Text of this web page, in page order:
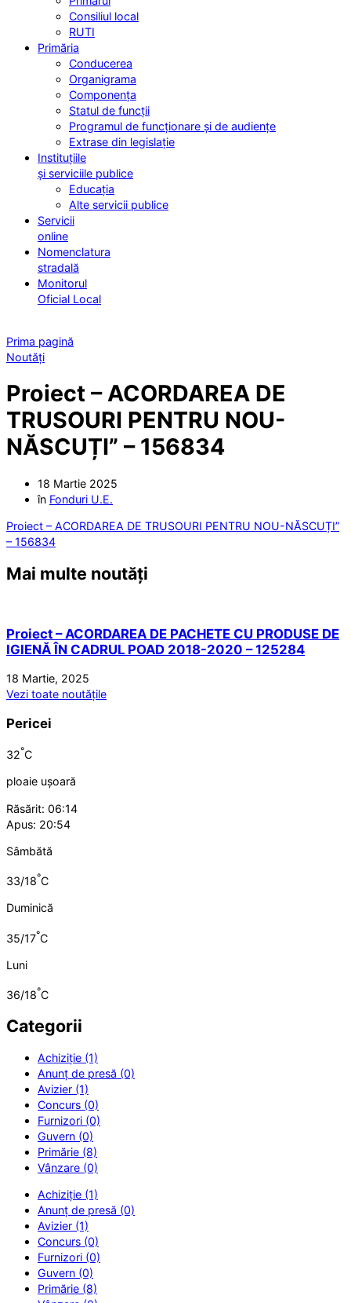
Consiliul local
RUTI
Primăria
Conducerea
Organigrama
Componența
Statul de funcții
Programul de funcționare și de audiențe
Extrase din legislație
Instituțiile
și serviciile publice
Educația
Alte servicii publice
Servicii
online
Nomenclatura
stradală
Monitorul
Oficial Local
Prima pagină
Noutăți
Proiect – ACORDAREA DE
TRUSOURI PENTRU NOU-
NĂSCUȚI” – 156834
18 Martie 2025
în Fonduri U.E.
Proiect – ACORDAREA DE TRUSOURI PENTRU NOU-NĂSCUȚI”
– 156834
Mai multe noutăți
Proiect – ACORDAREA DE PACHETE CU PRODUSE DE
IGIENĂ ÎN CADRUL POAD 2018-2020 – 125284
18 Martie, 2025
Vezi toate noutățile
Pericei
32°C
ploaie ușoară
Răsărit: 06:14
Apus: 20:54
Sâmbătă
33/18°C
Duminică
35/17°C
Luni
36/18°C
Categorii
Achiziție (1)
Anunț de presă (0)
Avizier (1)
Concurs (0)
Furnizori (0)
Guvern (0)
Primărie (8)
Vânzare (0)
Achiziție (1)
Anunț de presă (0)
Avizier (1)
Concurs (0)
Furnizori (0)
Guvern (0)
Primărie (8)